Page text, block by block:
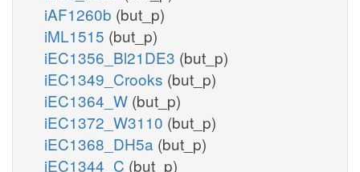
iAF1260b (but_p)
iML1515 (but_p)
iEC1356_Bl21DE3 (but_p)
iEC1349_Crooks (but_p)
iEC1364_W (but_p)
iEC1372_W3110 (but_p)
iEC1368_DH5a (but_p)
iEC1344_C (but_p)